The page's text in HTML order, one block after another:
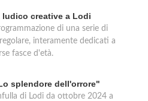
creative a Lodi
di una serie di
interamente dedicati a
fasce d'età.
splendore dell'orrore"
di Lodi da ottobre 2024 a